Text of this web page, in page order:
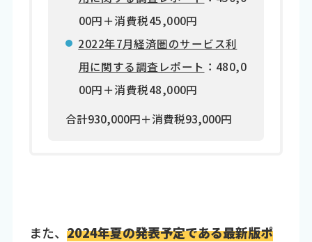
00円＋消費税45,000円
2022年7月経済圏のサービス利
用に関する調査レポート ：480,0
00円＋消費税48,000円
合計930,000円＋消費税93,000円
また、 2024年夏の発表予定である最新版ポ